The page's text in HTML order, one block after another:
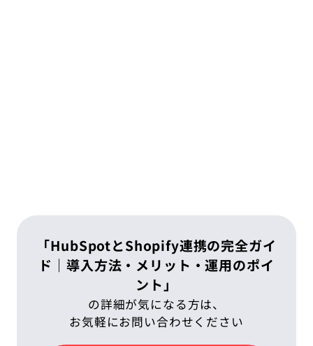
「HubSpotとShopify連携の完全ガイ
ド｜導入方法・メリット・運用のポイ
ント」
の詳細が気になる方は、
お気軽にお問い合わせください